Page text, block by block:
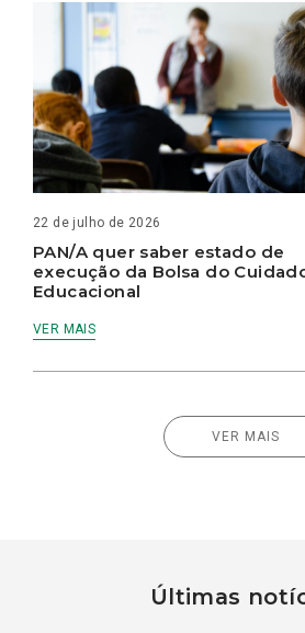
22 de julho de 2026
PAN/A quer saber estado de
execução da Bolsa do
Educacional
VER MAIS
VER MAIS
Últimas